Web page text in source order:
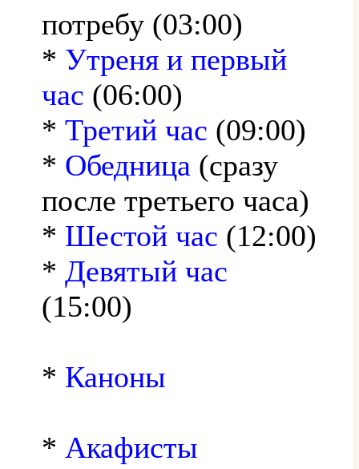
потребу (03:00)
* Утреня и первый
час (06:00)
* Третий час (09:00)
* Обедница (сразу
после третьего часа)
* Шестой час (12:00)
* Девятый час
(15:00)
* Каноны
* Акафисты